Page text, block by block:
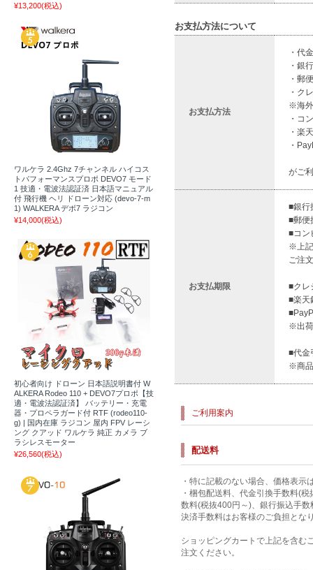
お支払方法について
お支払方法
・代
・銀
・郵
・ク
※海外
・コ
・楽
・
がご
お支払期限
■銀行
■郵便
■コン
※上記
ご注
■クレ
■楽天
※出
■代金
※商品
ご利用案内
配送料
・特に記載のない場合、価格表示
・梱包配送料、代金引換手数料(
数料(税抜400円～)、銀行振込手
決済手数料はお客様のご負担とな
ショッピングカートで上記を含む
注文ください。
¥13,200(税込)
ワルケラ 2.4Ghz 7チャンネル ハイコス
トパフォーマンスプロポ DEVO7 モード
1 技適・電波法認証済 日本語マニュアル
付 飛行機 ヘリ ドローン対応 (devo-7-m
1) WALKERA デボ7 ラジコン
¥14,000(税込)
初心者向け ドローン 日本語説明書付 W
ALKERA Rodeo 110 + DEVO7プロポ【技
適・電波法認証済】 バッテリー・充電
器・プロペラガード付 RTF (rodeo110-
g) | 国内在庫 ラジコン 屋内 FPV レーシ
ング クアッド ワルケラ 純正 カメラ ブ
ラシレスモーター
¥26,560(税込)